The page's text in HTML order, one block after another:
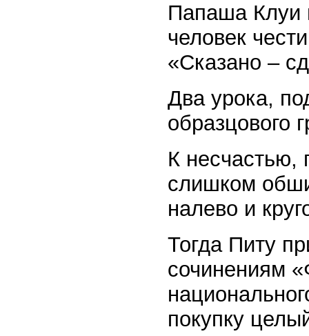
Папаша Клуи
человек
«Сказано –
Два урока,
образцового
К несчастью,
слишком
налево и
Тогда Питу
сочинениям
покупку